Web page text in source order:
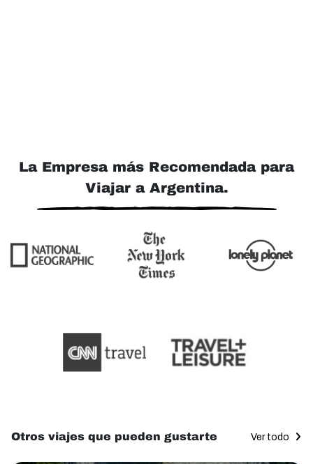
La Empresa más Recomendada para
Viajar a Argentina.
Otros viajes que pueden gustarte Ver todo